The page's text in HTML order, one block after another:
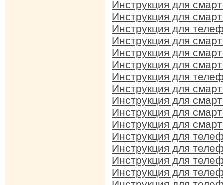
Инструкция для
Инструкция для
Инструкция для
Инструкция для
Инструкция для
Инструкция для
Инструкция для
Инструкция для
Инструкция для
Инструкция для
Инструкция для
Инструкция для
Инструкция для
Инструкция для
Инструкция для